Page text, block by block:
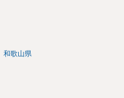
和歌山県